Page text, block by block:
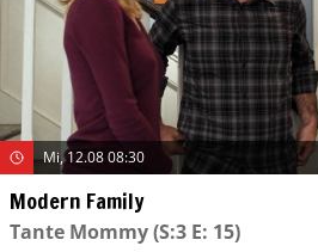
Mi, 12.08 08:30
Modern Family
Tante Mommy(S:3 E: 15)